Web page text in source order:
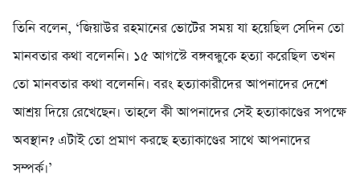
তিনি বলেন, ‘জিয়াউর রহমানের ভোটের সময় যা হয়েছিল সেদিন তো
মানবতার কথা বলেননি। ১৫ আগস্টে বঙ্গবন্ধুকে হত্যা করেছিল তখন
তো মানবতার কথা বলেননি। বরং হত্যাকারীদের আপনাদের দেশে
আশ্রয় দিয়ে রেখেছেন। তাহলে কী আপনাদের সেই হত্যাকাণ্ডের সপক্ষে
অবস্থান? এটাই তো প্রমাণ করছে হত্যাকাণ্ডের সাথে আপনাদের
সম্পর্ক।’